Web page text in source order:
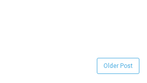
Older Post